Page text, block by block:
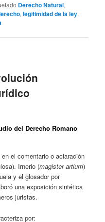
Derecho Natural,
,legitimidad de la ley,
del Derecho Romano
el comentario o aclaración
Irnerio (magister artium)
y el glosador por
una exposición sintética
juristas.
por: